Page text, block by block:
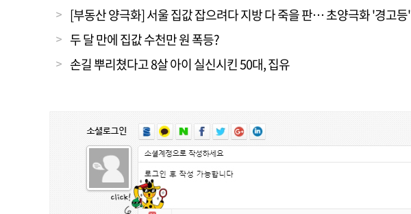
[부동산 양극화] 서울 집값 잡으려다 지방 다 죽을 판… 초양극화 '경고등'
두 달 만에 집값 수천만 원 폭등?
손길 뿌리쳤다고 8살 아이 실신시킨 50대, 집유